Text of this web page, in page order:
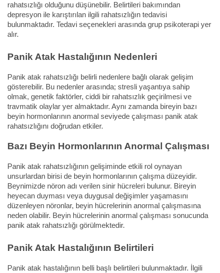
rahatsızlığı olduğunu düşünebilir. Belirtileri bakımından
depresyon ile karıştırılan ilgili rahatsızlığın tedavisi
bulunmaktadır. Tedavi seçenekleri arasında grup psikoterapi yer
alır.
Panik Atak Hastalığının Nedenleri
Panik atak rahatsızlığı belirli nedenlere bağlı olarak gelişim
gösterebilir. Bu nedenler arasında; stresli yaşantıya sahip
olmak, genetik faktörler, ciddi bir rahatsızlık geçirilmesi ve
travmatik olaylar yer almaktadır. Aynı zamanda bireyin bazı
beyin hormonlarının anormal seviyede çalışması panik atak
rahatsızlığını doğrudan etkiler.
Bazı Beyin Hormonlarının Anormal Çalışması
Panik atak rahatsızlığının gelişiminde etkili rol oynayan
unsurlardan birisi de beyin hormonlarının çalışma düzeyidir.
Beynimizde nöron adı verilen sinir hücreleri bulunur. Bireyin
heyecan duyması veya duygusal değişimler yaşamasını
düzenleyen nöronlar, beyin hücrelerinin anormal çalışmasına
neden olabilir. Beyin hücrelerinin anormal çalışması sonucunda
panik atak rahatsızlığı görülmektedir.
Panik Atak Hastalığının Belirtileri
Panik atak hastalığının belli başlı belirtileri bulunmaktadır. İlgili